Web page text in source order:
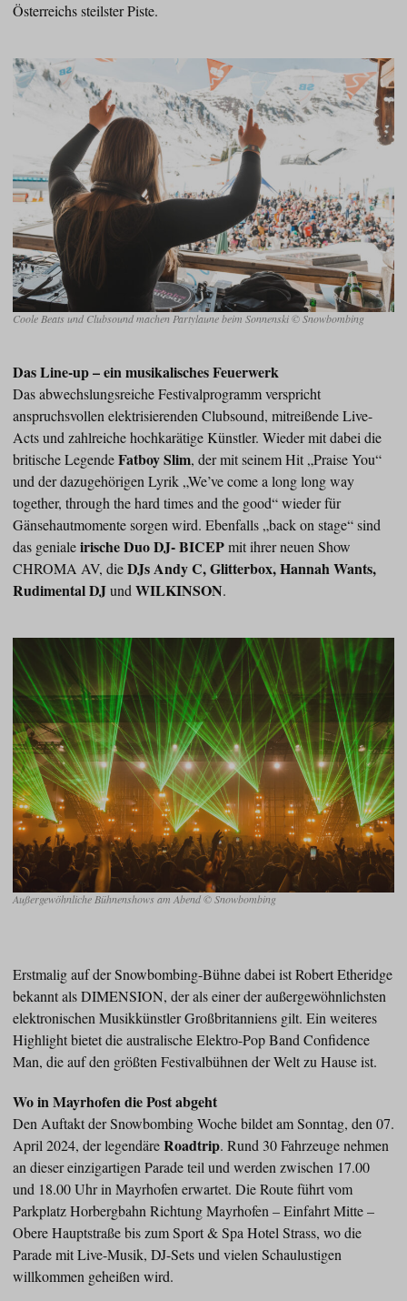
Österreichs steilster Piste.
Coole Beats und Clubsound machen Partylaune beim Sonnenski © Snowbombing
Das Line-up – ein musikalisches Feuerwerk
Das abwechslungsreiche Festivalprogramm verspricht
anspruchsvollen elektrisierenden Clubsound, mitreißende Live-
Acts und zahlreiche hochkarätige Künstler. Wieder mit dabei die
britische LegendeFatboy Slim, der mit seinem Hit „Praise You“
und der dazugehörigen Lyrik „We’ve come a long long way
together, through the hard times and the good“ wieder für
Gänsehautmomente sorgen wird. Ebenfalls „back on stage“ sind
das genialeirische Duo DJ- BICEPmit ihrer neuen Show
CHROMA AV, dieDJs Andy C, Glitterbox, Hannah Wants,
Rudimental DJund WILKINSON.
Außergewöhnliche Bühnenshows am Abend © Snowbombing
Erstmalig auf der Snowbombing-Bühne dabei ist Robert Etheridge
bekannt als DIMENSION, der als einer der außergewöhnlichsten
elektronischen Musikkünstler Großbritanniens gilt. Ein weiteres
Highlight bietet die australische Elektro-Pop Band Confidence
Man, die auf den größten Festivalbühnen der Welt zu Hause ist.
Wo in Mayrhofen die Post abgeht
Den Auftakt der Snowbombing Woche bildet am Sonntag, den 07.
April 2024, der legendäreRoadtrip. Rund 30 Fahrzeuge nehmen
an dieser einzigartigen Parade teil und werden zwischen 17.00
und 18.00 Uhr in Mayrhofen erwartet. Die Route führt vom
Parkplatz Horbergbahn Richtung Mayrhofen – Einfahrt Mitte –
Obere Hauptstraße bis zum Sport & Spa Hotel Strass, wo die
Parade mit Live-Musik, DJ-Sets und vielen Schaulustigen
willkommen geheißen wird.